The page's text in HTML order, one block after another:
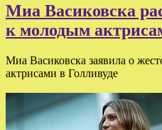
Миа Васиковска
к молодым
Миа Васиковска заявила о
актрисами в Голливуде